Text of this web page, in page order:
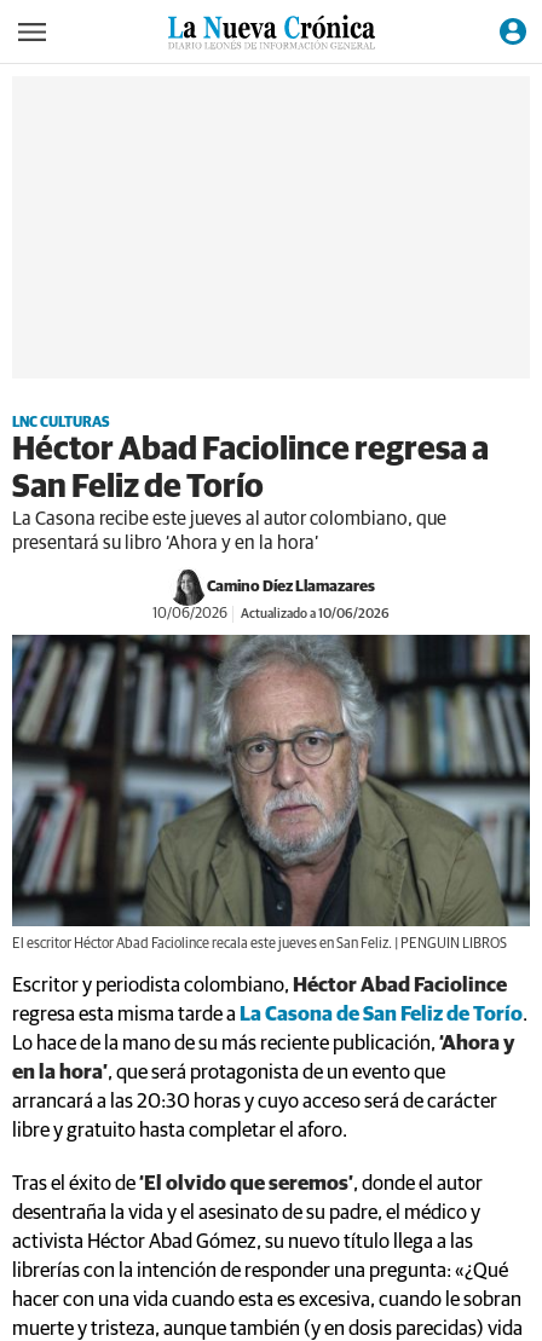
LNC CULTURAS
Héctor Abad Faciolince regresa a
San Feliz de Torío
La Casona recibe este jueves al autor colombiano, que
presentará su libro ‘Ahora y en la hora’
Camino Díez Llamazares
10/06/2026 Actualizado a 10/06/2026
El escritor Héctor Abad Faciolince recala este jueves en San Feliz. | PENGUIN LIBROS
Escritor y periodista colombiano, Héctor Abad Faciolince
regresa esta misma tarde a La Casona de San Feliz de Torío.
Lo hace de la mano de su más reciente publicación, ‘Ahora y
en la hora’, que será protagonista de un evento que
arrancará a las 20:30 horas y cuyo acceso será de carácter
libre y gratuito hasta completar el aforo.
Tras el éxito de‘El olvido que seremos’, donde el autor
desentraña la vida y el asesinato de su padre, el médico y
activista Héctor Abad Gómez, su nuevo título llega a las
librerías con la intención de responder una pregunta: «¿Qué
hacer con una vida cuando esta es excesiva, cuando le sobran
muerte y tristeza, aunque también (y en dosis parecidas) vida